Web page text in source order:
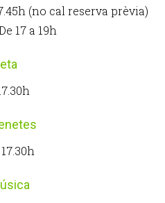
(no cal reserva prèvia)
17 a 19h